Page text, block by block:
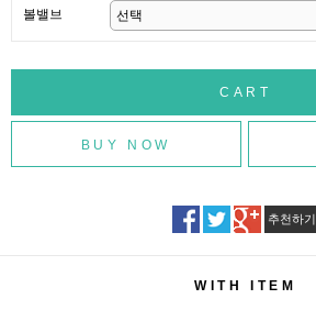
볼밸브
추천하기
WITH ITEM